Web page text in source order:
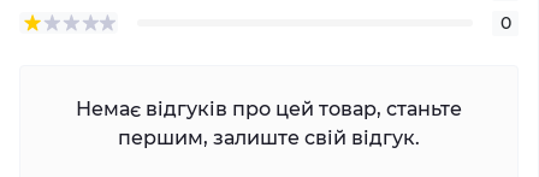
0
Немає відгуків про цей товар, станьте
першим, залиште свій відгук.